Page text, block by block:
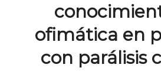
ofimática en
con parálisis